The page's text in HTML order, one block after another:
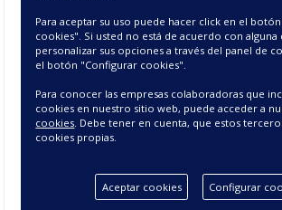
Colcha Boutí Reversible
de Verano
CARACTERÍSTICAS DE LA
REVERSIBLE EVA
Composición relleno: 160 gr/m² 100%
Para aceptar su uso puede hacer click en el
cookies". Si usted no está de acuerdo con alguna
personalizar sus opciones a través del panel de
el botón "Configurar cookies".
Para conocer las empresas colaboradoras que
cookies en nuestro sitio web, puede acceder a
cookies . Debe tener en cuenta, que estos
cookies propias.
Aceptar cookies Configurar